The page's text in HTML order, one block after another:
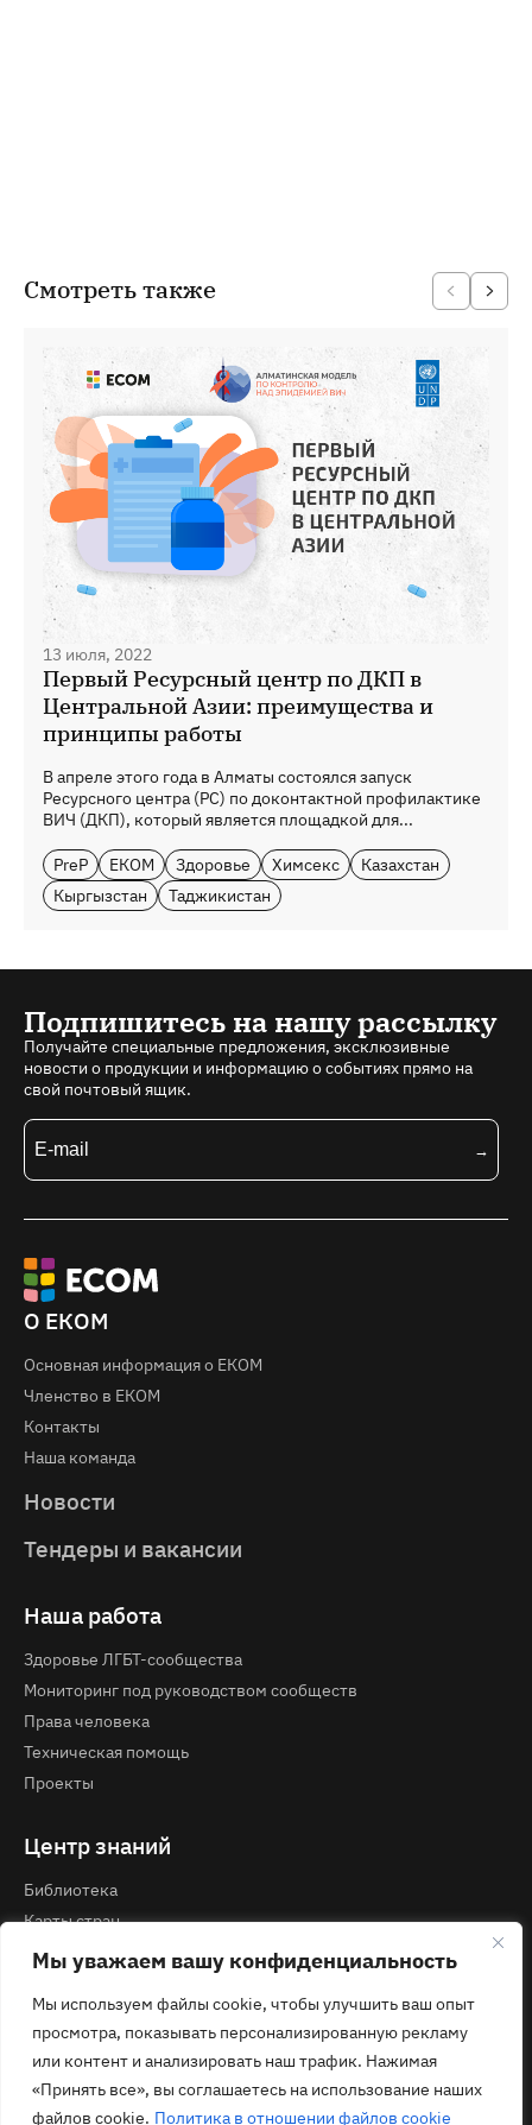
Мы уважаем вашу конфиденциальность
Мы используем файлы cookie, чтобы улучшить ваш опыт
просмотра, показывать персонализированную рекламу
или контент и анализировать наш трафик. Нажимая
«Принять все», вы соглашаетесь на использование наших
файлов cookie. Политика в отношении файлов cookie
Смотреть также
13 июля, 2022
Первый Ресурсный центр по ДКП в
Центральной Азии: преимущества и
принципы работы
В апреле этого года в Алматы состоялся запуск
Ресурсного центра (РС) по доконтактной профилактике
ВИЧ (ДКП), который является площадкой для...
PreP ЕКОМ Здоровье Химсекс
Казахстан
Кыргызстан
Таджикистан
Подпишитесь на нашу рассылку
Получайте специальные предложения, эксклюзивные
новости о продукции и информацию о событиях прямо на
свой почтовый ящик.
О ЕКОМ
Основная информация о EКOM
Членство в ЕКОМ
Контакты
Наша команда
Новости
Тендеры и вакансии
Наша работа
Здоровье ЛГБТ-сообщества
Мониторинг под руководством сообществ
Права человека
Техническая помощь
Проекты
Центр знаний
Библиотека
Карты стран
Курсы и вебинары
Контакты
Политика конфиденциальности
contact@ecom.ngo